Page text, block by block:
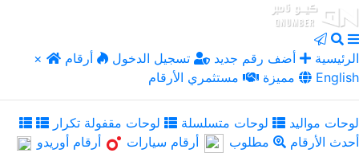
× الرئيسية أضف رقم جديد تسجيل الدخول
أرقام
مميزة
مستثمري الأرقام English
لوحات مواليد لوحات متسلسلة
لوحات مقفولة تكرار
أحدث الأرقام
مطلوب أرقام سيارات
أرقام أوريدو